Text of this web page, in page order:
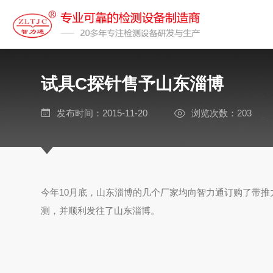
试具C探针售予山东淄博
发布时间：2015-11-20 浏览次数：203
今年10月底，山东淄博的几个厂家均向智力通订购了带推
测，并顺利发往了山东淄博。